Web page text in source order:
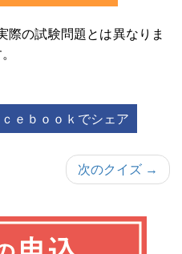
の試験問題とは異なりま
ｃｅｂｏｏｋでシェア
次のクイズ →